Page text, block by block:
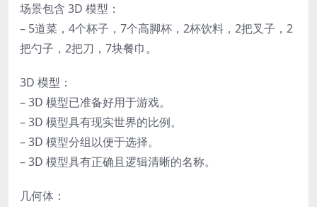
场景包含 3D 模型：
– 5道菜，4个杯子，7个高脚杯，2杯饮料，2把叉子，2
把勺子，2把刀，7块餐巾。
3D 模型：
– 3D 模型已准备好用于游戏。
– 3D 模型具有现实世界的比例。
– 3D 模型分组以便于选择。
– 3D 模型具有正确且逻辑清晰的名称。
几何体：